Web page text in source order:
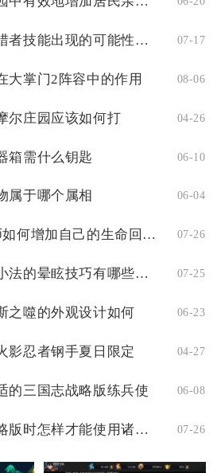
弹壳特攻队狩猎者技能出现的可能性有多大 07-17
大掌门2阵容中的作用 08-06
尔庄园应该如何打 04-26
箱需什么钥匙 06-10
属于哪个属相 06-04
卧虎藏龙2药师如何增加自己的生命回复速度 07-26
英雄联盟手游小法的晕眩技巧有哪些值得掌握 07-25
之噬的外观设计如何 06-23
影忍者钢手夏日限定 04-27
的三国志战略版练兵使 06-08
开启三国志战略版时怎样才能使用诸葛亮 07-26